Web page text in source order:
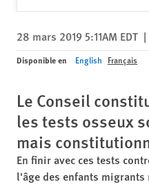
28 mars 2019 5:11AM EDT |
Disponible en English Français
Le Conseil
les tests osseux
mais
En finir avec ces tests
l'âge des enfants migrants